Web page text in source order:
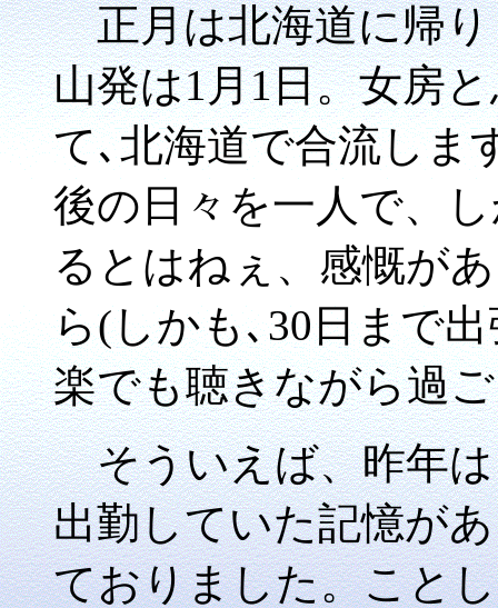
正月は北海道に帰り
山発は1月1日。女房
て､北海道で合流しま
後の日々を一人で、
るとはねぇ、感慨が
ら(しかも､30日まで
楽でも聴きながら過
そういえば、昨年は
出勤していた記憶が
ておりました。こと